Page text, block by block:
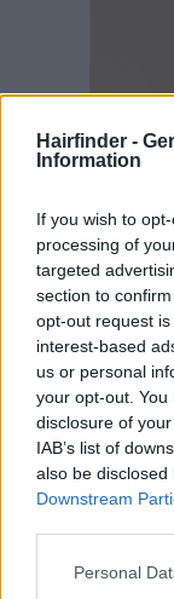
Hairfinder -
Information
If you wish to
processing of
targeted
section to
opt-out request
interest-based
us or personal
your opt-out.
disclosure of
IAB’s list of
also be
Downstream
Personal